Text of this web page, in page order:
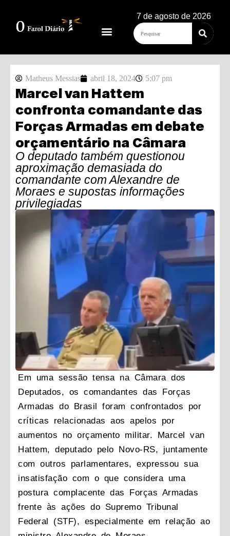
7 de agosto de 2026
Matheus Messias abril 18, 2024 5:07 pm
Marcel van Hattem
confronta comandante das
Forças Armadas em debate
orçamentário na Câmara
O deputado também questionou
aproximação demasiada do
comandante com Alexandre de
Moraes e supostas informações
privilegiadas
Em uma sessão tensa na Câmara dos
Deputados, os comandantes das Forças
Armadas do Brasil foram confrontados por
críticas relacionadas aos apelos por
aumentos no orçamento militar. Marcel van
Hattem, deputado pelo Novo-RS, juntamente
com outros parlamentares, expressou sua
insatisfação com o que considera uma
postura complacente das Forças Armadas
frente às ações do Supremo Tribunal
Federal (STF), especialmente em relação ao